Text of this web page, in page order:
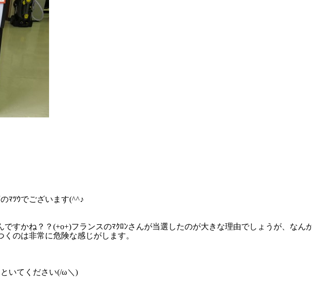
ﾏﾂｳでございます(^^♪
すかね？？(+o+)フランスのﾏｸﾛﾝさんが当選したのが大きな理由でしょうが、なん
のは非常に危険な感じがします。
いてください(/ω＼)